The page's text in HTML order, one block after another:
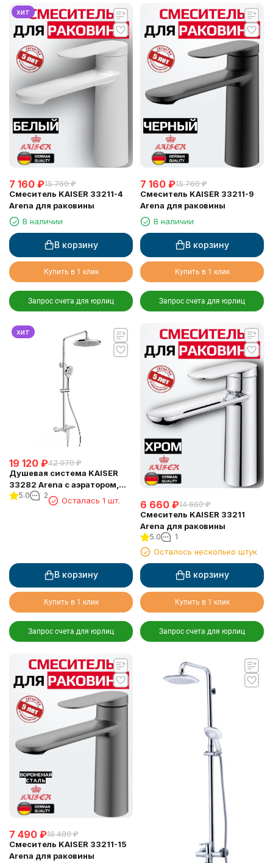
хит
7 160 ₽15 760 ₽
Смеситель KAISER 33211-4
Arena для раковины
В наличии
В корзину
Купить в 1 клик
Запрос счета для юрлиц
7 160 ₽15 760 ₽
Смеситель KAISER 33211-9
Arena для раковины
В наличии
В корзину
Купить в 1 клик
Запрос счета для юрлиц
хит
19 120 ₽42 070 ₽
Душевая система KAISER
33282 Arena с аэратором,
хром
5.0 2
Осталась 1 шт.
В корзину
Купить в 1 клик
Запрос счета для юрлиц
6 660 ₽14 660 ₽
Смеситель KAISER 33211
Arena для раковины
5.0 1
Осталось несколько штук
В корзину
Купить в 1 клик
Запрос счета для юрлиц
7 490 ₽16 480 ₽
Смеситель KAISER 33211-15
Arena для раковины